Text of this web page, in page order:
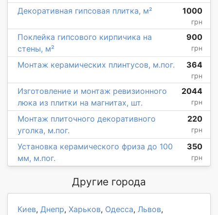
Декоративная гипсовая плитка, м² 1000
грн
Поклейка гипсового кирпичика на
стены, м²
900
грн
Монтаж керамических плинтусов, м.пог. 364
грн
Изготовление и монтаж ревизионного
люка из плитки на магнитах, шт.
2044
грн
Монтаж плиточного декоративного
уголка, м.пог.
220
грн
Установка керамического фриза до 100
мм, м.пог.
350
грн
Другие города
Киев, Днепр, Харьков, Одесса, Львов,